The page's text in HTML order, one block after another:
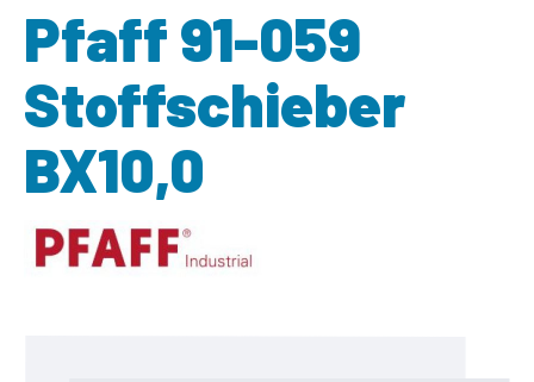
Pfaff 91-059
Stoffschieber
BX10,0